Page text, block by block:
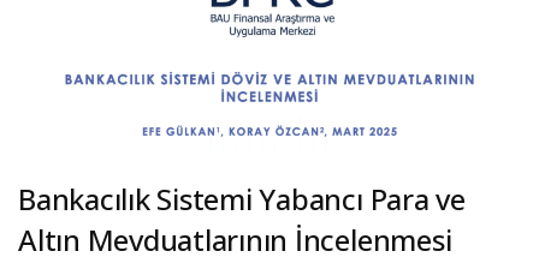
Bankacılık Sistemi Yabancı Para ve
Altın Mevduatlarının İncelenmesi